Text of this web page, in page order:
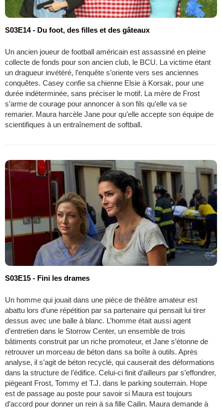
S03E14 - Du foot, des filles et des gâteaux
Un ancien joueur de football américain est assassiné en pleine
collecte de fonds pour son ancien club, le BCU. La victime étant
un dragueur invétéré, l’enquête s’oriente vers ses anciennes
conquêtes. Casey confie sa chienne Elsie à Korsak, pour une
durée indéterminée, sans préciser le motif. La mère de Frost
s’arme de courage pour annoncer à son fils qu’elle va se
remarier. Maura harcèle Jane pour qu’elle accepte son équipe de
scientifiques à un entraînement de softball.
S03E15 - Fini les drames
Un homme qui jouait dans une pièce de théâtre amateur est
abattu lors d’une répétition par sa partenaire qui pensait lui tirer
dessus avec une balle à blanc. L’homme était aussi agent
d’entretien dans le Storrow Center, un ensemble de trois
bâtiments construit par un riche promoteur, et Jane s’étonne de
retrouver un morceau de béton dans sa boîte à outils. Après
analyse, il s’agit de béton recyclé, qui causerait des déformations
dans la structure de l’édifice. Celui-ci finit d’ailleurs par s’effondrer,
piégeant Frost, Tommy et T.J. dans le parking souterrain. Hope
est de passage au poste pour savoir si Maura est toujours
d’accord pour donner un rein à sa fille Cailin. Maura demande à